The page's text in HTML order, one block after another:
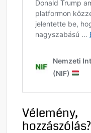
Vélemény,
hozzászólás?